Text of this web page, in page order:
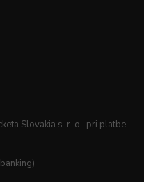
Slovakia s. r. o. pri platbe